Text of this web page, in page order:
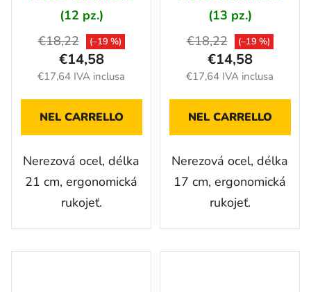
(12 pz.)
€17,64 IVA inclusa
€14,58
€18,22 (–19 %)
NEL CARRELLO
Nerezová ocel, délka
21 cm, ergonomická
rukojeť.
(13 pz.)
€17,64 IVA inclusa
€14,58
€18,22 (–19 %)
NEL CARRELLO
Nerezová ocel, délka
17 cm, ergonomická
rukojeť.